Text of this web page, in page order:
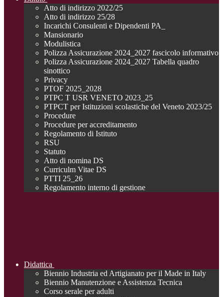
Atto di indirizzo 2022/25
Atto di indirizzo 25/28
Incarichi Consulenti e Dipendenti PA_
Mansionario
Modulistica
Polizza Assicurazione 2024_2027 fascicolo informativo
Polizza Assicurazione 2024_2027 Tabella quadro
sinottico
Privacy
PTOF 2025_2028
PTPC T USR VENETO 2023_25
PTPCT per Istituzioni scolastiche del Veneto 2023/25
Procedure
Procedure per accreditamento
Regolamento di Istituto
RSU
Statuto
Atto di nomina DS
Curriculm Vitae DS
PTTI 25_26
Regolamento interno di gestione
Didattica
Biennio Industria ed Artigianato per il Made in Italy
Biennio Manutenzione e Assistenza Tecnica
Corso serale per adulti